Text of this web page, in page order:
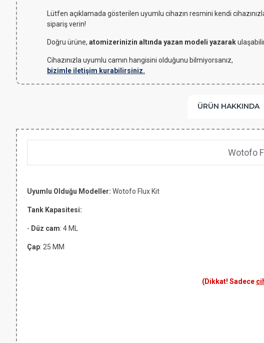
Lütfen açıklamada gösterilen uyumlu cihazın resmini kendi
sipariş verin!
Doğru ürüne, atomizerinizin altında yazan modeli yazarak
Cihazınızla uyumlu camın hangisini olduğunu bilmiyorsanız,
bizimle iletişim kurabilirsiniz.
ÜRÜN HAKKINDA
Wotofo
Uyumlu Olduğu Modeller: Wotofo Flux Kit
Tank Kapasitesi:
- Düz cam: 4 ML
Çap: 25 MM
(Dikkat! Sadece